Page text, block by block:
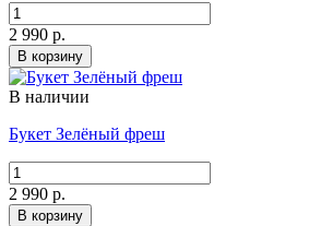
2 990 р.
В корзину
В наличии
Букет Зелёный фреш
2 990 р.
В корзину